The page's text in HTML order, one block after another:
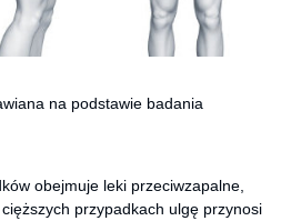
na podstawie badania
obejmuje leki przeciwzapalne,
przypadkach ulgę przynosi